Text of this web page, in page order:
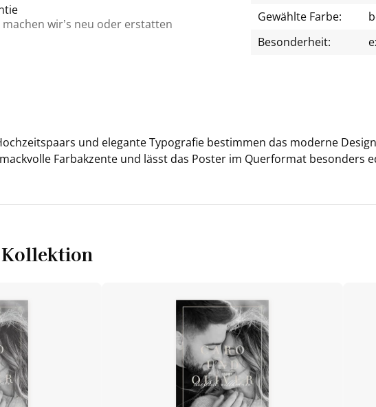
machen wir’s neu oder erstatten
Gewählte Farbe:
Besonderheit:
und ele­gan­te Ty­po­gra­fie be­stim­men das mo­der­ne
Farb­ak­zen­te und lässt das Pos­ter im Quer­for­mat be­son­ders